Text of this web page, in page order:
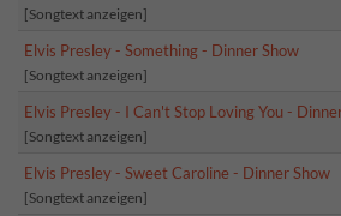
[Songtext anzeigen]
Elvis Presley - Something - Dinner Show
[Songtext anzeigen]
Elvis Presley - I Can't Stop Loving You -
[Songtext anzeigen]
Elvis Presley - Sweet Caroline - Dinner Show
[Songtext anzeigen]